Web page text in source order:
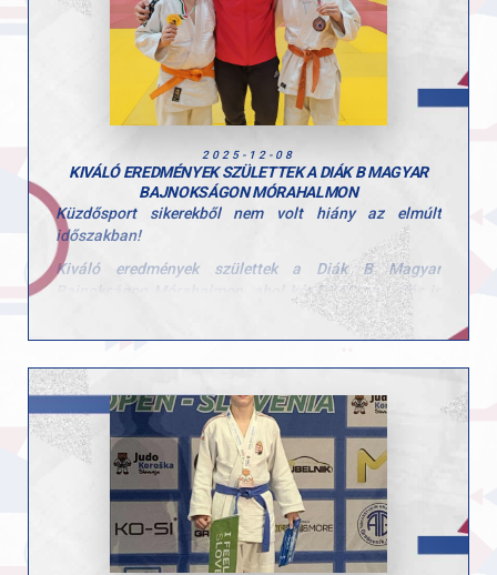
Ifjúsági korosztály:
- Takács Csongor 1. hely
- Szentes Benedek 1. hely
- Herkner Máté 7. hely
Felnőtt korosztály:
Vikol Ádám 3. hely
Szép volt fiúk, további szép eredményeket kívánunk
nektek 2026-ra!
2025-12-08
KIVÁLÓ EREDMÉNYEK SZÜLETTEK A DIÁK B MAGYAR
BAJNOKSÁGON MÓRAHALMON
Küzdősport sikerekből nem volt hiány az elmúlt
időszakban!
Kiváló eredmények születtek a Diák B Magyar
Bajnokságon Mórahalmon, ahol két GYAC-os judós is
A 60 kg-os kategóriában Gede Bálint három
magabiztos ippon győzelemmel lett magyar bajnok.
A 40 kg-ban versenyző Tamás Lotti szép
teljesítménnyel a harmadik helyen zárt.
Büszkék vagyunk rá, hogy a judo szakosztály fiataljai
kitartóan dolgoznak és folyamatosan fejlődnek. Nagy
gratuláció a versenyzőknek és edzőiknek, a szülőknek a
kitartásért és a sportba fektetett munkájukért!